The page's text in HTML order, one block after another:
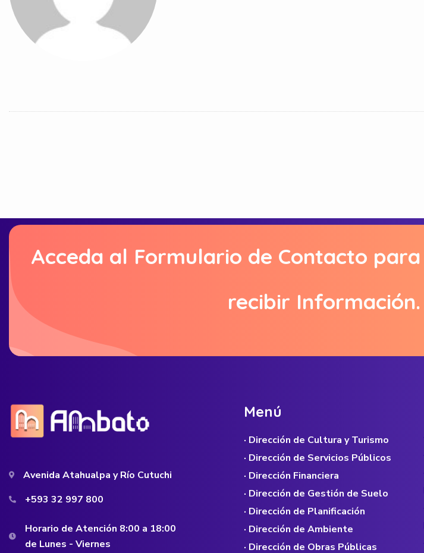
Acceda al Formulario de Contacto para
recibir Información.
Avenida Atahualpa y Río Cutuchi
+593 32 997 800
Horario de Atención 8:00 a 18:00
de Lunes - Viernes
Menú
· Dirección de Cultura y Turismo
· Dirección de Servicios Públicos
· Dirección Financiera
· Dirección de Gestión de Suelo
· Dirección de Planificación
· Dirección de Ambiente
· Dirección de Obras Públicas